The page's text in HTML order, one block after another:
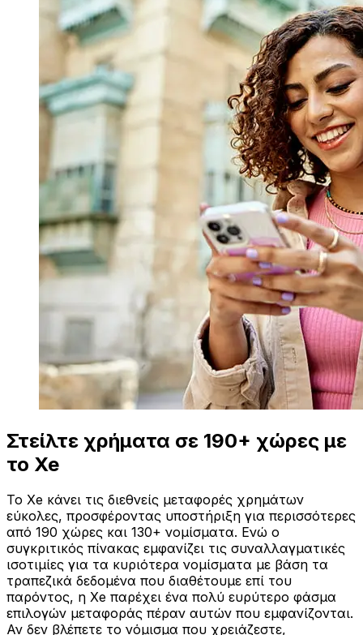
Στείλτε χρήματα σε 190+ χώρες με
το Xe
Το Xe κάνει τις διεθνείς μεταφορές χρημάτων
εύκολες, προσφέροντας υποστήριξη για περισσότερες
από 190 χώρες και 130+ νομίσματα. Ενώ ο
συγκριτικός πίνακας εμφανίζει τις συναλλαγματικές
ισοτιμίες για τα κυριότερα νομίσματα με βάση τα
τραπεζικά δεδομένα που διαθέτουμε επί του
παρόντος, η Xe παρέχει ένα πολύ ευρύτερο φάσμα
επιλογών μεταφοράς πέραν αυτών που εμφανίζονται.
Αν δεν βλέπετε το νόμισμα που χρειάζεστε,